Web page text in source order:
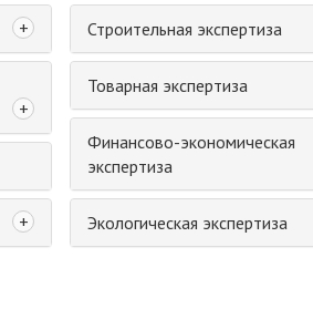
+
+
+
Строительная экспертиза
Товарная экспертиза
Финансово-экономическая
экспертиза
Экологическая экспертиза